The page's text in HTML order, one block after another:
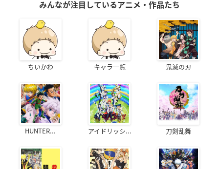
みんなが注目しているアニメ・作品たち
ちいかわ キャラ一覧 鬼滅の刃
HUNTER... アイドリッシ... 刀剣乱舞